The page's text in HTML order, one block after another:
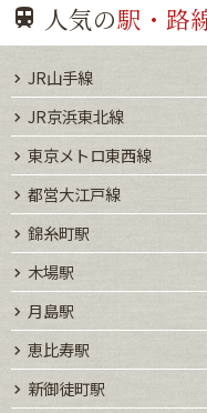
人気の駅・路
JR山手線
JR京浜東北線
東京メトロ東西線
都営大江戸線
錦糸町駅
木場駅
月島駅
恵比寿駅
新御徒町駅